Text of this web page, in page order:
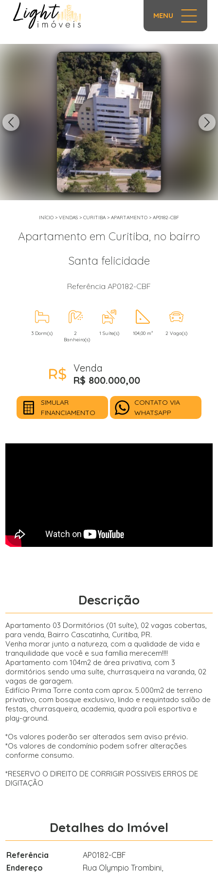
MENU
INÍCIO > VENDAS > CURITIBA > APARTAMENTO > AP0182-CBF
Apartamento em Curitiba, no bairro
Santa felicidade
Referência AP0182-CBF
3 Dorm(s)
2
Banheiro(s)
1 Suíte(s) 104,00 m² 2 Vaga(s)
Venda
R$ 800.000,00
SIMULAR
FINANCIAMENTO
CONTATO VIA
WHATSAPP
Descrição
Apartamento 03 Dormitórios (01 suíte), 02 vagas cobertas,
para venda, Bairro Cascatinha, Curitiba, PR.
Venha morar junto a natureza, com a qualidade de vida e
tranquilidade que você e sua família merecem!!!!
Apartamento com 104m2 de área privativa, com 3
dormitórios sendo uma suíte, churrasqueira na varanda, 02
vagas de garagem.
Edifício Prima Torre conta com aprox. 5.000m2 de terreno
privativo, com bosque exclusivo, lindo e requintado salão de
festas, churrasqueira, academia, quadra poli esportiva e
play-ground.
*Os valores poderão ser alterados sem aviso prévio.
*Os valores de condomínio podem sofrer alterações
conforme consumo.
*RESERVO O DIREITO DE CORRIGIR POSSIVEIS ERROS DE
DIGITAÇÃO
Detalhes do Imóvel
Referência
AP0182-CBF
Endereço
Rua Olympio Trombini,